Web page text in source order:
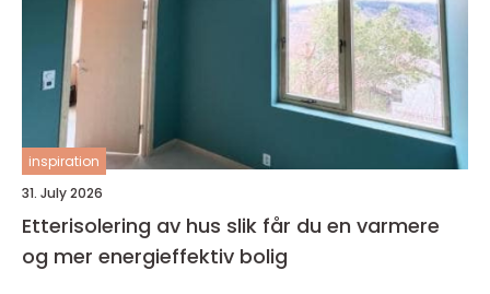
inspiration
31. July 2026
Etterisolering av hus slik får du en varmere
og mer energieffektiv bolig